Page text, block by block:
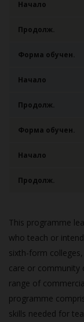
Начало
Продолж.
Форма обучен.
Начало
Продолж.
Форма обучен.
Начало
Продолж.
This programme
who teach or
sixth-form
care or community
range of
programme
skills needed for